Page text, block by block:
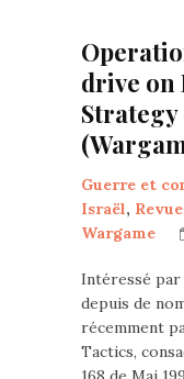
drive on
Strategy
Guerre et
Israël,
Wargame
Intéressé
depuis de
récemment
Tactics,